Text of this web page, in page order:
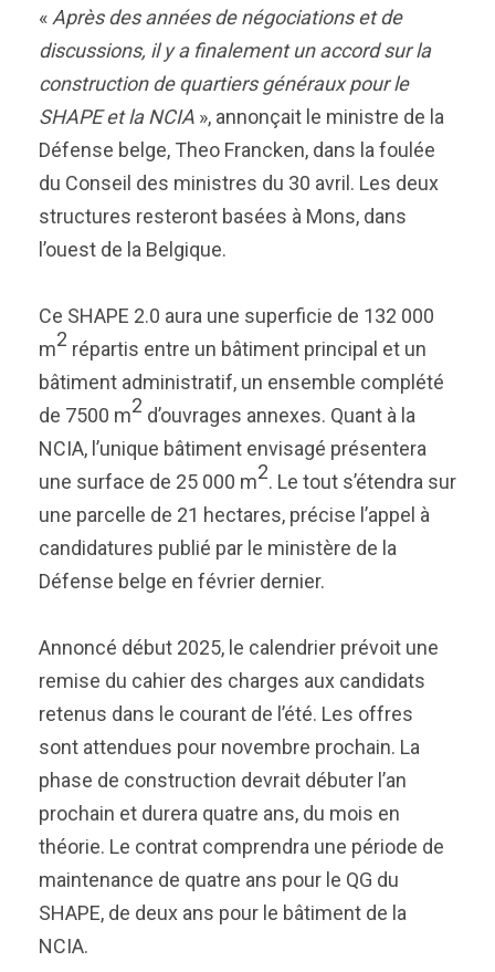
« Après des années de négociations et de
discussions, il y a finalement un accord sur la
construction de quartiers généraux pour le
SHAPE et la NCIA », annonçait le ministre de la
Défense belge, Theo Francken, dans la foulée
du Conseil des ministres du 30 avril. Les deux
structures resteront basées à Mons, dans
l’ouest de la Belgique.
Ce SHAPE 2.0 aura une superficie de 132 000
m2 répartis entre un bâtiment principal et un
bâtiment administratif, un ensemble complété
de 7500 m2 d’ouvrages annexes. Quant à la
NCIA, l’unique bâtiment envisagé présentera
une surface de 25 000 m2. Le tout s’étendra sur
une parcelle de 21 hectares, précise l’appel à
candidatures publié par le ministère de la
Défense belge en février dernier.
Annoncé début 2025, le calendrier prévoit une
remise du cahier des charges aux candidats
retenus dans le courant de l’été. Les offres
sont attendues pour novembre prochain. La
phase de construction devrait débuter l’an
prochain et durera quatre ans, du mois en
théorie. Le contrat comprendra une période de
maintenance de quatre ans pour le QG du
SHAPE, de deux ans pour le bâtiment de la
NCIA.